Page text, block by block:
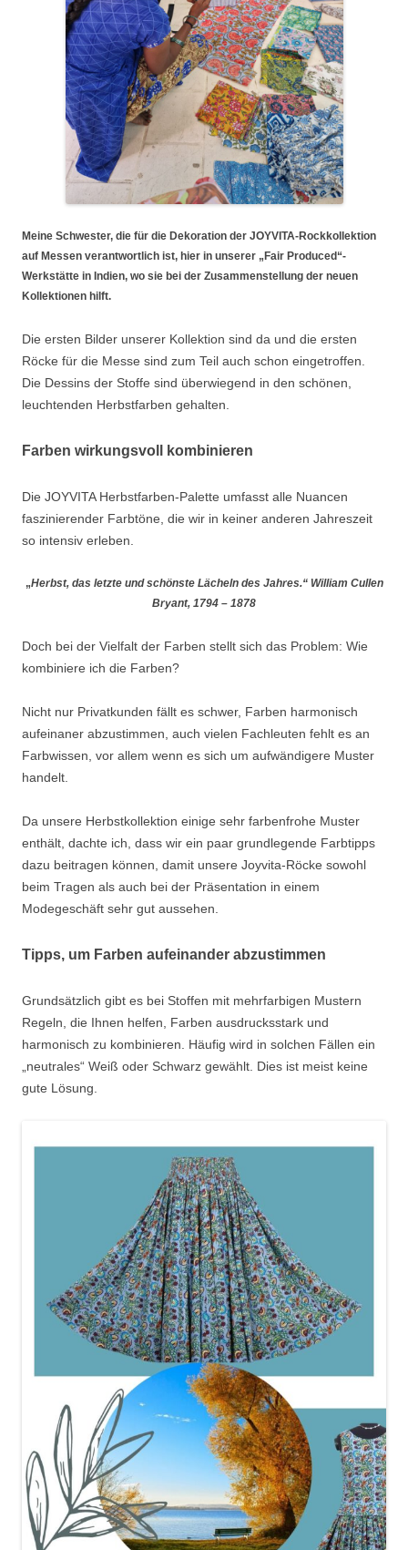
Meine Schwester, die für die Dekoration der JOYVITA-Rockkollektion
auf Messen verantwortlich ist, hier in unserer „Fair Produced“-
Werkstätte in Indien, wo sie bei der Zusammenstellung der neuen
Kollektionen hilft.
Die ersten Bilder unserer Kollektion sind da und die ersten
Röcke für die Messe sind zum Teil auch schon eingetroffen.
Die Dessins der Stoffe sind überwiegend in den schönen,
leuchtenden Herbstfarben gehalten.
Farben wirkungsvoll kombinieren
Die JOYVITA Herbstfarben-Palette umfasst alle Nuancen
faszinierender Farbtöne, die wir in keiner anderen Jahreszeit
so intensiv erleben.
„Herbst, das letzte und schönste Lächeln des Jahres.“ William Cullen
Bryant, 1794 – 1878
Doch bei der Vielfalt der Farben stellt sich das Problem: Wie
kombiniere ich die Farben?
Nicht nur Privatkunden fällt es schwer, Farben harmonisch
aufeinaner abzustimmen, auch vielen Fachleuten fehlt es an
Farbwissen, vor allem wenn es sich um aufwändigere Muster
handelt.
Da unsere Herbstkollektion einige sehr farbenfrohe Muster
enthält, dachte ich, dass wir ein paar grundlegende Farbtipps
dazu beitragen können, damit unsere Joyvita-Röcke sowohl
beim Tragen als auch bei der Präsentation in einem
Modegeschäft sehr gut aussehen.
Tipps, um Farben aufeinander abzustimmen
Grundsätzlich gibt es bei Stoffen mit mehrfarbigen Mustern
Regeln, die Ihnen helfen, Farben ausdrucksstark und
harmonisch zu kombinieren. Häufig wird in solchen Fällen ein
„neutrales“ Weiß oder Schwarz gewählt. Dies ist meist keine
gute Lösung.